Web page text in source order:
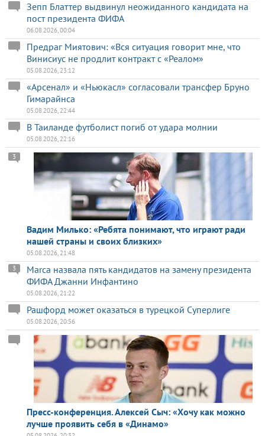
Зепп Блаттер выдвинул неожиданного кандидата на
пост президента ФИФА
06.08.2026, 00:04
Предраг Миятович: «Вся ситуация говорит мне, что
Винисиус не продлит контракт с «Реалом»
05.08.2026, 23:12
«Арсенал» и «Ньюкасл» согласовали трансфер Бруно
Гимарайнса
05.08.2026, 22:44
В Таиланде футболист погиб от удара молнии
05.08.2026, 22:16
Вадим Милько: «Ребята понимают, что играют ради
нашей страны и своих близких»
3
05.08.2026, 21:48
Marca назвала пять кандидатов на замену президента
ФИФА Джанни Инфантино
3
05.08.2026, 21:22
Рашфорд может оказаться в турецкой Суперлиге
05.08.2026, 20:56
Пресс-конференция. Алексей Сыч: «Хочу как можно
лучше проявить себя в «Динамо»